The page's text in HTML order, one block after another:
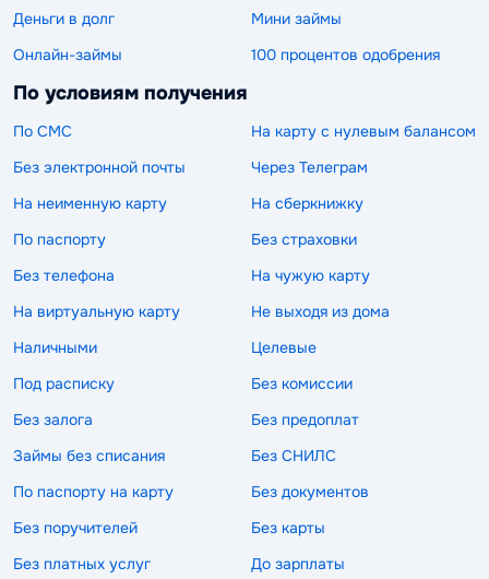
Деньги в долг
Мини займы
Онлайн-займы
100 процентов одобрения
По условиям получения
По СМС
На карту с нулевым балансом
Без электронной почты
Через Телеграм
На неименную карту
На сберкнижку
По паспорту
Без страховки
Без телефона
На чужую карту
На виртуальную карту
Не выходя из дома
Наличными
Целевые
Под расписку
Без комиссии
Без залога
Без предоплат
Займы без списания
Без СНИЛС
По паспорту на карту
Без документов
Без поручителей
Без карты
Без платных услуг
До зарплаты